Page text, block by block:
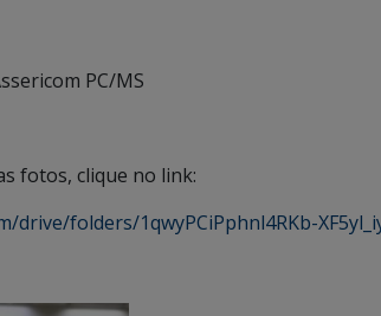
PC/MS
fotos, clique no link:
drive/folders/1qwyPCiPphnl4RKb-